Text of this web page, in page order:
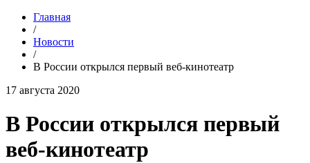
Главная
/
Новости
/
В России открылся первый веб-кинотеатр
17 августа 2020
В России открылся первый
веб-кинотеатр